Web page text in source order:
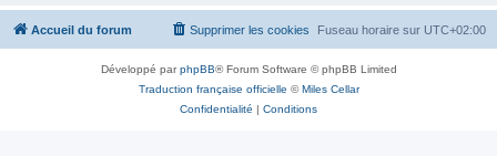
Accueil du forum Fuseau horaire sur UTC+02:00
Supprimer les cookies
Développé parphpBB® Forum Software © phpBB Limited
Traduction française officielle ©Miles Cellar
Confidentialité | Conditions